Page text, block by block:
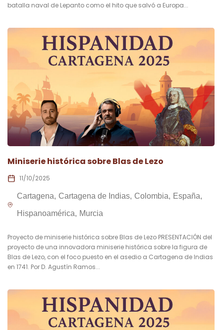
batalla naval de Lepanto como el hito que salvó a Europa...
Miniserie histórica sobre Blas de Lezo
11/10/2025
Cartagena Cartagena de Indias Colombia España
Hispanoamérica Murcia
Proyecto de miniserie histórica sobre Blas de Lezo PRESENTACIÓN del
proyecto de una innovadora miniserie histórica sobre la figura de
Blas de Lezo, con el foco puesto en el asedio a Cartagena de Indias
en 1741. Por D. Agustín Ramos...